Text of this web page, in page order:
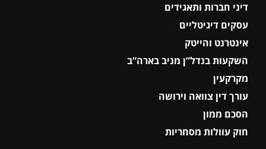
דיני חברות ותאגידים
עסקים דיגיטליים
אינטרנט והייטק
השקעות בנדל”ן מניב בארה”ב
מקרקעין
עורך דין צוואה וירושה
הסכם ממון
חוק עוולות מסחריות